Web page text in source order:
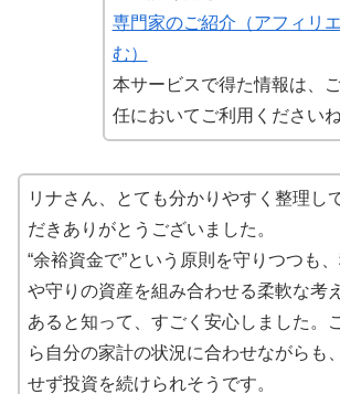
専門家のご紹介（アフィリ
む）
本サービスで得た情報は、
任においてご利用くださいね
リナさん、とても分かりやすく整理し
だきありがとうございました。
“余裕資金で”という原則を守りつつも
や守りの資産を組み合わせる柔軟な考
あると知って、すごく安心しました。
ら自分の家計の状況に合わせながらも
せず投資を続けられそうです。